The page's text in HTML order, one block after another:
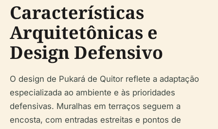
Características
Arquitetônicas e
Design Defensivo
O design de Pukará de Quitor reflete a adaptação
especializada ao ambiente e às prioridades
defensivas. Muralhas em terraços seguem a
encosta, com entradas estreitas e pontos de